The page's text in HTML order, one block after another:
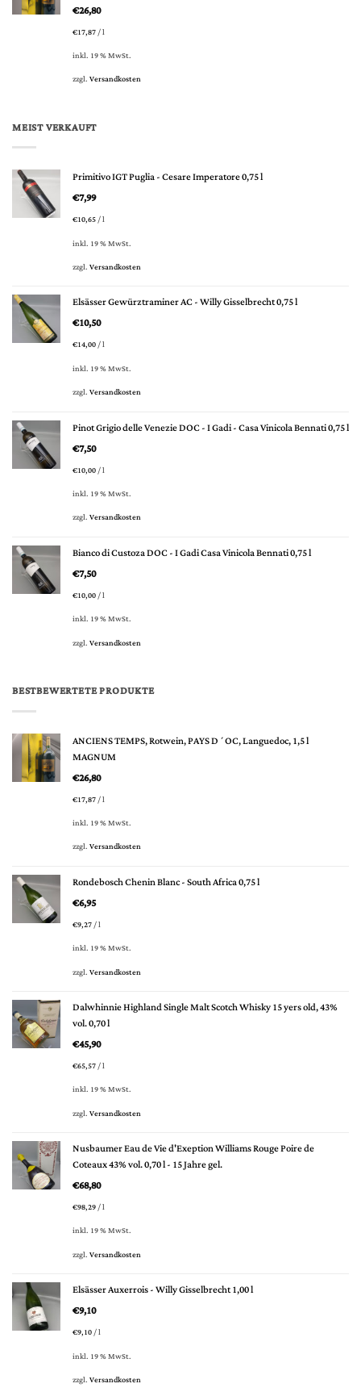
€26,80
€17,87/l
inkl. 19 % MwSt.
zzgl.Versandkosten
MEIST VERKAUFT
Primitivo IGT Puglia - Cesare Imperatore 0,75 l
€7,99
€10,65/l
inkl. 19 % MwSt.
zzgl.Versandkosten
Elsässer Gewürztraminer AC - Willy Gisselbrecht 0,75 l
€10,50
€14,00/l
inkl. 19 % MwSt.
zzgl.Versandkosten
Pinot Grigio delle Venezie DOC - I Gadi - Casa Vinicola Bennati 0,75 l
€7,50
€10,00/l
inkl. 19 % MwSt.
zzgl.Versandkosten
Bianco di Custoza DOC - I Gadi Casa Vinicola Bennati 0,75 l
€7,50
€10,00/l
inkl. 19 % MwSt.
zzgl.Versandkosten
BESTBEWERTETE PRODUKTE
ANCIENS TEMPS, Rotwein, PAYS D´OC, Languedoc, 1,5 l
MAGNUM
€26,80
€17,87/l
inkl. 19 % MwSt.
zzgl.Versandkosten
Rondebosch Chenin Blanc - South Africa 0,75 l
€6,95
€9,27/l
inkl. 19 % MwSt.
zzgl.Versandkosten
Dalwhinnie Highland Single Malt Scotch Whisky 15 yers old, 43%
vol. 0,70 l
€45,90
€65,57/l
inkl. 19 % MwSt.
zzgl.Versandkosten
Nusbaumer Eau de Vie d'Exeption Williams Rouge Poire de
Coteaux 43% vol. 0,70 l - 15 Jahre gel.
€68,80
€98,29/l
inkl. 19 % MwSt.
zzgl.Versandkosten
Elsässer Auxerrois - Willy Gisselbrecht 1,00 l
€9,10
€9,10/l
inkl. 19 % MwSt.
zzgl.Versandkosten